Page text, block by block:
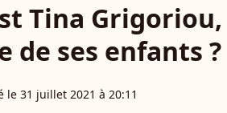
Tina
de ses enfants ?
le 31 juillet 2021 à 20:11